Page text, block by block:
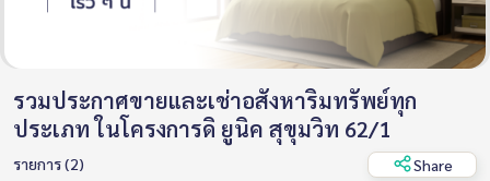
รวมประกาศขายและเช่าอสังหาริมทรัพย์ทุก
ประเภท ในโครงการดิ ยูนิค สุขุมวิท 62/1
รายการ (2) Share